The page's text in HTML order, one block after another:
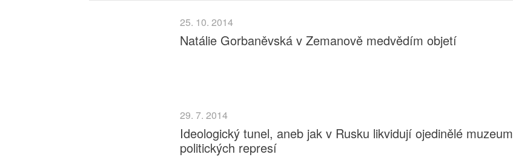
25. 10. 2014
Natálie Gorbaněvská v Zemanově medvědím objetí
29. 7. 2014
Ideologický tunel, aneb jak v Rusku likvidují ojedinělé muzeum
politických represí